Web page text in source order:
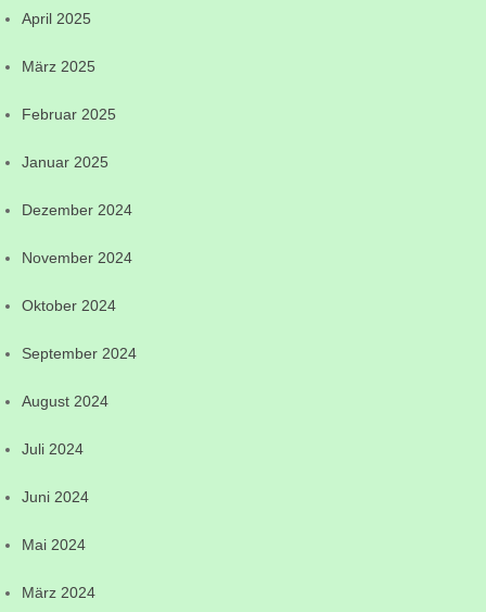
April 2025
März 2025
Februar 2025
Januar 2025
Dezember 2024
November 2024
Oktober 2024
September 2024
August 2024
Juli 2024
Juni 2024
Mai 2024
März 2024